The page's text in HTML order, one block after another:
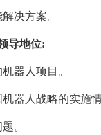
决方案。
导地位:
器人项目。
器人战略的实施
。